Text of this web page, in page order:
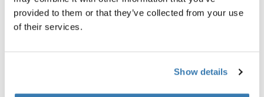
provided to them or that they’ve collected from your use
of their services.
Show details
Toggle features
Všechny funkce